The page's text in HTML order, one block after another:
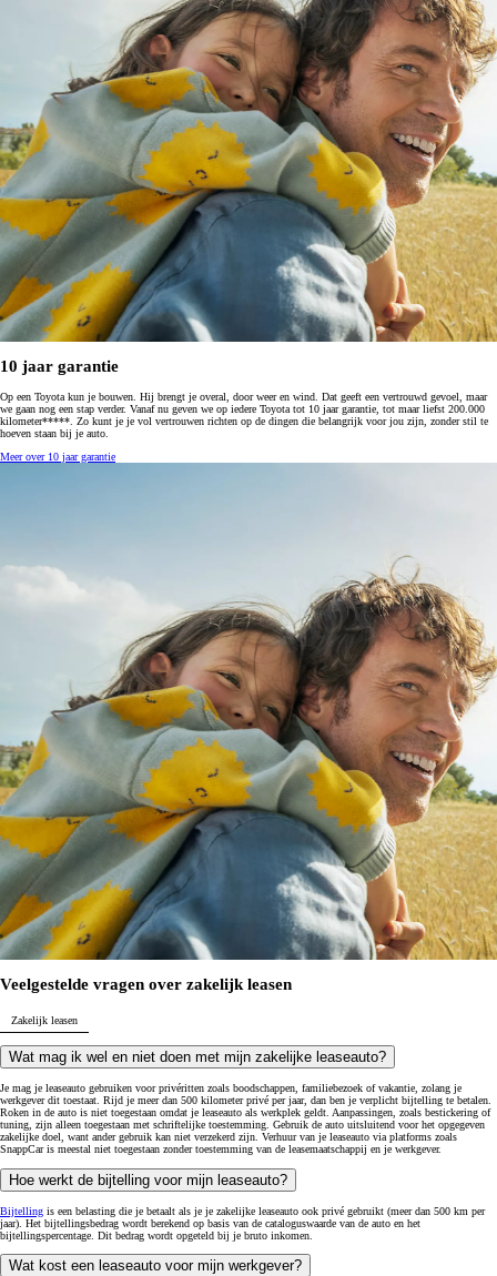
10 jaar garantie
Op een Toyota kun je bouwen. Hij brengt je overal, door weer en wind. Dat geeft een vertrouwd gevoel, maar
we gaan nog een stap verder. Vanaf nu geven we op iedere Toyota tot 10 jaar garantie, tot maar liefst 200.000
kilometer*****. Zo kunt je je vol vertrouwen richten op de dingen die belangrijk voor jou zijn, zonder stil te
hoeven staan bij je auto.
Meer over 10 jaar garantie
Veelgestelde vragen over zakelijk leasen
Zakelijk leasen
Wat mag ik wel en niet doen met mijn zakelijke leaseauto?
Je mag je leaseauto gebruiken voor privéritten zoals boodschappen, familiebezoek of vakantie, zolang je
werkgever dit toestaat. Rijd je meer dan 500 kilometer privé per jaar, dan ben je verplicht bijtelling te betalen.
Roken in de auto is niet toegestaan omdat je leaseauto als werkplek geldt. Aanpassingen, zoals bestickering of
tuning, zijn alleen toegestaan met schriftelijke toestemming. Gebruik de auto uitsluitend voor het opgegeven
zakelijke doel, want ander gebruik kan niet verzekerd zijn. Verhuur van je leaseauto via platforms zoals
SnappCar is meestal niet toegestaan zonder toestemming van de leasemaatschappij en je werkgever.
Hoe werkt de bijtelling voor mijn leaseauto?
Bijtelling is een belasting die je betaalt als je je zakelijke leaseauto ook privé gebruikt (meer dan 500 km per
jaar). Het bijtellingsbedrag wordt berekend op basis van de cataloguswaarde van de auto en het
bijtellingspercentage. Dit bedrag wordt opgeteld bij je bruto inkomen.
Wat kost een leaseauto voor mijn werkgever?